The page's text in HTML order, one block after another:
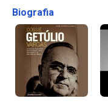
Biografia